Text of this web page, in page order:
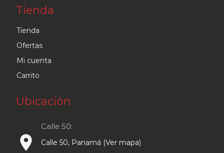
Tienda
Tienda
Ofertas
Mi cuenta
Carrito
Ubicación
place
Calle 50:
Calle 50, Panamá (Ver mapa)